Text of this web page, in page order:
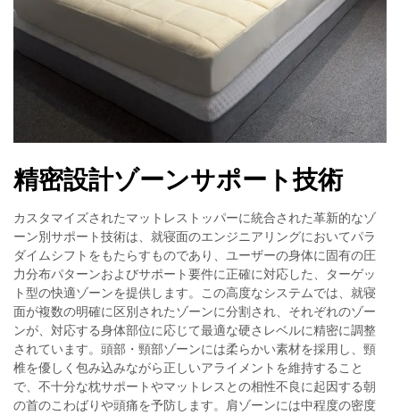
精密設計ゾーンサポート技術
カスタマイズされたマットレストッパーに統合された革新的なゾ
ーン別サポート技術は、就寝面のエンジニアリングにおいてパラ
ダイムシフトをもたらすものであり、ユーザーの身体に固有の圧
力分布パターンおよびサポート要件に正確に対応した、ターゲッ
ト型の快適ゾーンを提供します。この高度なシステムでは、就寝
面が複数の明確に区別されたゾーンに分割され、それぞれのゾー
ンが、対応する身体部位に応じて最適な硬さレベルに精密に調整
されています。頭部・頸部ゾーンには柔らかい素材を採用し、頸
椎を優しく包み込みながら正しいアライメントを維持すること
で、不十分な枕サポートやマットレスとの相性不良に起因する朝
の首のこわばりや頭痛を予防します。肩ゾーンには中程度の密度